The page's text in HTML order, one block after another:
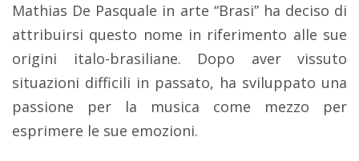
Mathias De Pasquale in arte “Brasi” ha deciso di
attribuirsi questo nome in riferimento alle sue
origini italo-brasiliane. Dopo aver vissuto
situazioni difficili in passato, ha sviluppato una
passione per la musica come mezzo per
esprimere le sue emozioni.